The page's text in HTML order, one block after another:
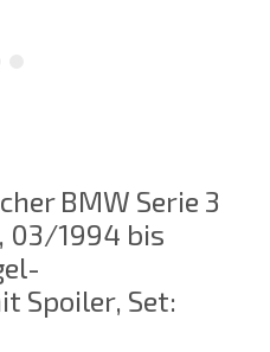
BMW Serie 3
03/1994 bis
Spoiler, Set: